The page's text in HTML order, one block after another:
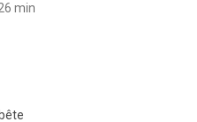
min